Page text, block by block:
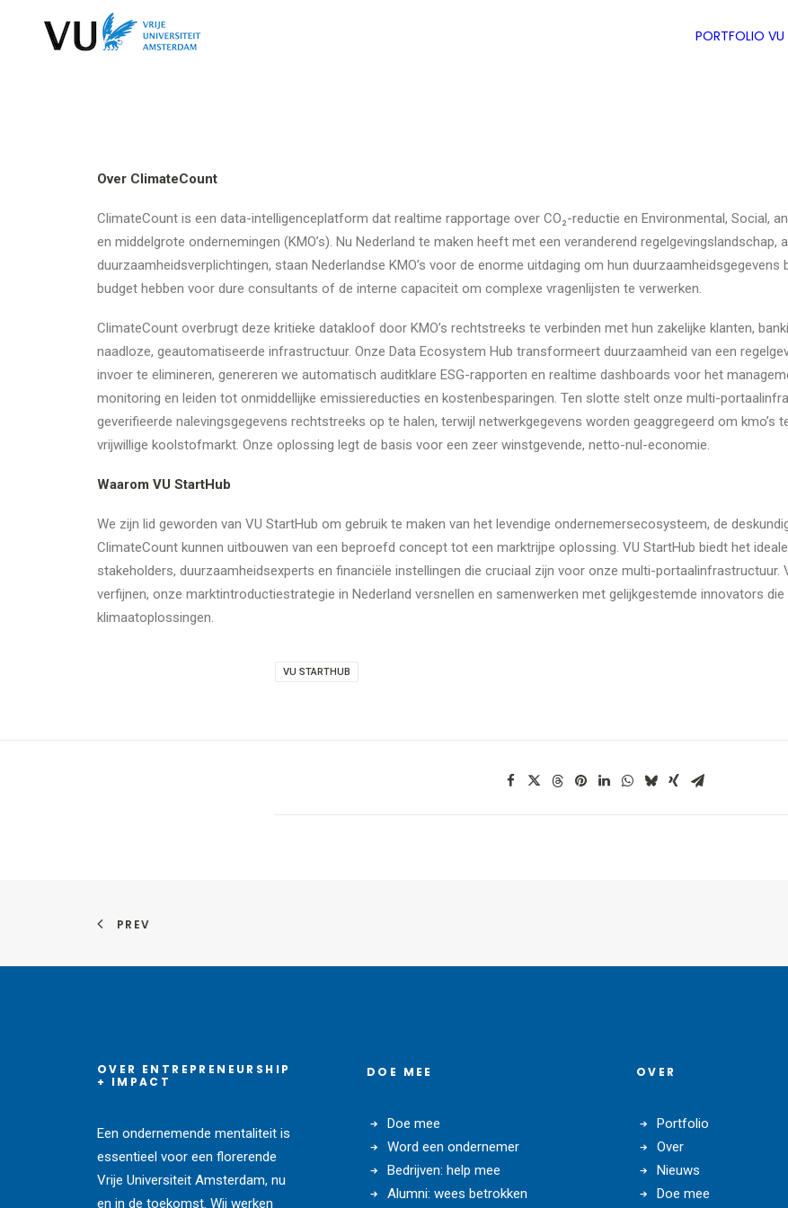
PORTFOLIO VU
Over ClimateCount
ClimateCount is een data-intelligenceplatform dat realtime rapportage over CO₂-reductie en Environmental, Social,
en middelgrote ondernemingen (KMO’s). Nu Nederland te maken heeft met een veranderend regelgevingslandschap,
duurzaamheidsverplichtingen, staan Nederlandse KMO’s voor de enorme uitdaging om hun
budget hebben voor dure consultants of de interne capaciteit om complexe vragenlijsten te verwerken.
ClimateCount overbrugt deze kritieke datakloof door KMO’s rechtstreeks te verbinden met hun zakelijke klanten,
naadloze, geautomatiseerde infrastructuur. Onze Data Ecosystem Hub transformeert duurzaamheid van een
invoer te elimineren, genereren we automatisch auditklare ESG-rapporten en realtime dashboards voor het
monitoring en leiden tot onmiddellijke emissiereducties en kostenbesparingen. Ten slotte stelt onze multi-
geverifieerde nalevingsgegevens rechtstreeks op te halen, terwijl netwerkgegevens worden geaggregeerd om kmo’s
vrijwillige koolstofmarkt. Onze oplossing legt de basis voor een zeer winstgevende, netto-nul-economie.
Waarom VU StartHub
We zijn lid geworden van VU StartHub om gebruik te maken van het levendige ondernemersecosysteem, de
ClimateCount kunnen uitbouwen van een beproefd concept tot een marktrijpe oplossing. VU StartHub biedt het
stakeholders, duurzaamheidsexperts en financiële instellingen die cruciaal zijn voor onze multi-
verfijnen, onze marktintroductiestrategie in Nederland versnellen en samenwerken met gelijkgestemde innovators
klimaatoplossingen.
VU STARTHUB
PREV
OVER ENTREPRENEURSHIP
+ IMPACT
Een ondernemende mentaliteit is
essentieel voor een florerende
Vrije Universiteit Amsterdam, nu
en in de toekomst. Wij werken
DOE MEE
Doe mee
Word een ondernemer
Bedrijven: help mee
Alumni: wees betrokken
OVER
Portfolio
Over
Nieuws
Doe mee